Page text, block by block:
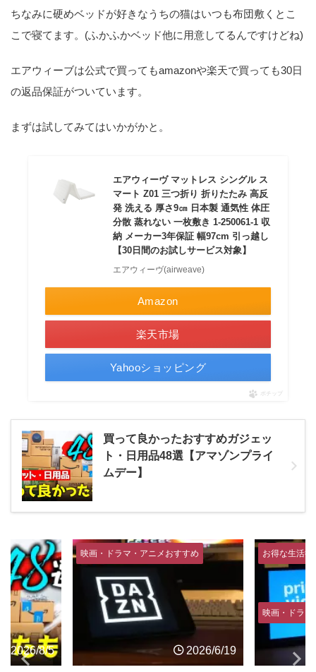
ちなみに硬めベッドが好きなうちの猫はいつも布団敷くとこ
こで寝てます。(ふかふかベッド他に用意してるんですけどね)
エアウィーブは公式で買ってもamazonや楽天で買っても30日
の返品保証がついています。
まずは試してみてはいかがかと。
エアウィーヴ マットレス シングル ス
マート Z01 三つ折り 折りたたみ 高反
発 洗える 厚さ9㎝ 日本製 通気性 体圧
分散 蒸れない 一枚敷き 1-250061-1 収
納 メーカー3年保証 幅97cm 引っ越し
【30日間のお試しサービス対象】
エアウィーヴ(airweave)
Amazon
楽天市場
Yahooショッピング
ポチップ
買って良かったおすすめガジェッ
ト・日用品48選【アマゾンプライ
ムデー】
2026/8/5
映画・ドラマ・アニメおすすめ
2026/6/19
お得な生活術
映画・ドラマ